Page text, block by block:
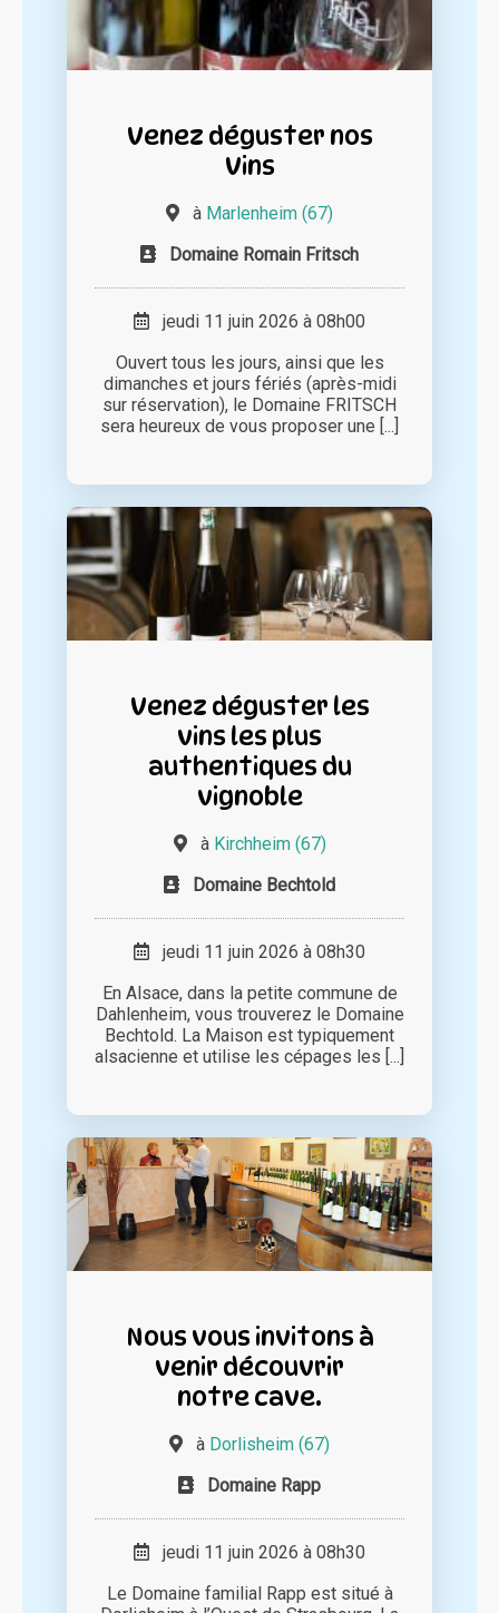
Venez déguster nos
Vins
à Marlenheim (67)
Domaine Romain Fritsch
jeudi 11 juin 2026 à 08h00
Ouvert tous les jours, ainsi que les
dimanches et jours fériés (après-midi
sur réservation), le Domaine FRITSCH
sera heureux de vous proposer une [...]
Venez déguster les
vins les plus
authentiques du
vignoble
à Kirchheim (67)
Domaine Bechtold
jeudi 11 juin 2026 à 08h30
En Alsace, dans la petite commune de
Dahlenheim, vous trouverez le Domaine
Bechtold. La Maison est typiquement
alsacienne et utilise les cépages les [...]
Nous vous invitons à
venir découvrir
notre cave.
à Dorlisheim (67)
Domaine Rapp
jeudi 11 juin 2026 à 08h30
Le Domaine familial Rapp est situé à